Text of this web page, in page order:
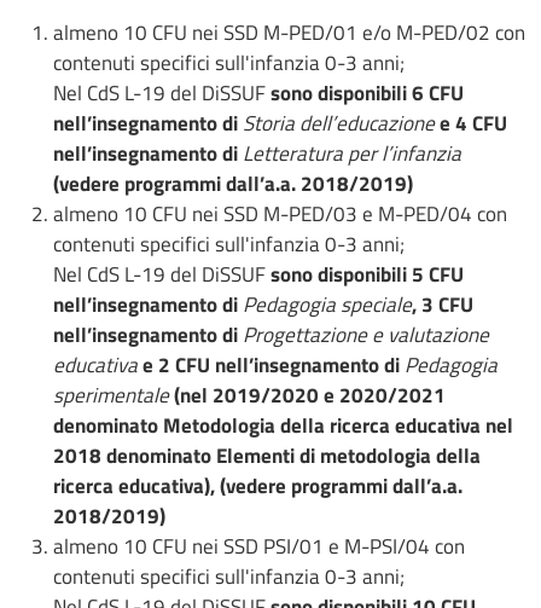
almeno 10 CFU nei SSD M-PED/01 e/o M-PED/02 con
contenuti specifici sull'infanzia 0-3 anni;
Nel CdS L-19 del DiSSUFsono disponibili 6 CFU
nell’insegnamento diStoria dell’educazionee 4 CFU
nell’insegnamento diLetteratura per l’infanzia
(vedere programmi dall’a.a. 2018/2019)
almeno 10 CFU nei SSD M-PED/03 e M-PED/04 con
contenuti specifici sull'infanzia 0-3 anni;
Nel CdS L-19 del DiSSUFsono disponibili 5 CFU
nell’insegnamento diPedagogia speciale, 3 CFU
nell’insegnamento diProgettazione e valutazione
educativae 2 CFU nell’insegnamento diPedagogia
sperimentale(nel 2019/2020 e 2020/2021
denominato Metodologia della ricerca educativa nel
2018 denominato Elementi di metodologia della
ricerca educativa), (vedere programmi dall’a.a.
2018/2019)
almeno 10 CFU nei SSD PSI/01 e M-PSI/04 con
contenuti specifici sull'infanzia 0-3 anni;